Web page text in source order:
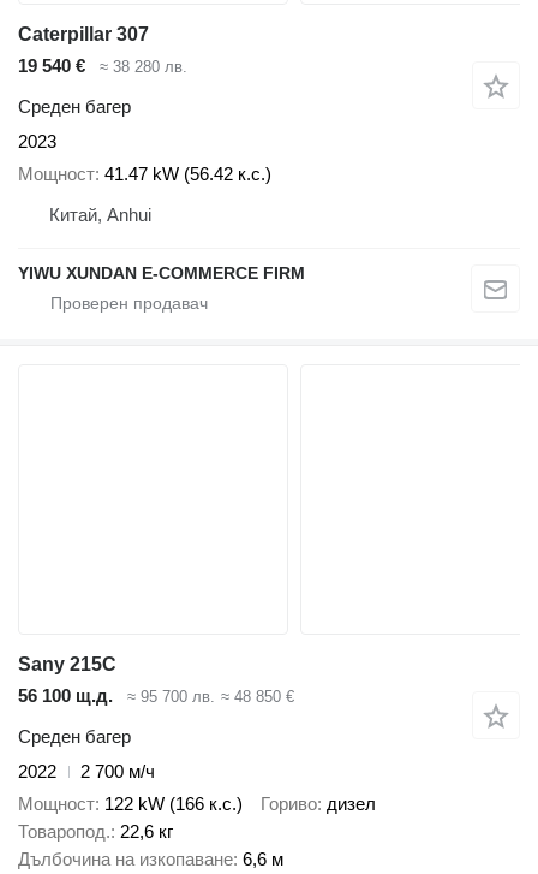
Caterpillar 307
19 540 €
≈ 38 280 лв.
Среден багер
2023
Мощност 41.47 kW (56.42 к.с.)
Китай, Anhui
YIWU XUNDAN E-COMMERCE FIRM
Sany 215C
56 100 щ.д.
≈ 95 700 лв. ≈ 48 850 €
Среден багер
2022
2 700 м/ч
Мощност 122 kW (166 к.с.) Гориво дизел
Товаропод. 22,6 кг
Дълбочина на изкопаване 6,6 м